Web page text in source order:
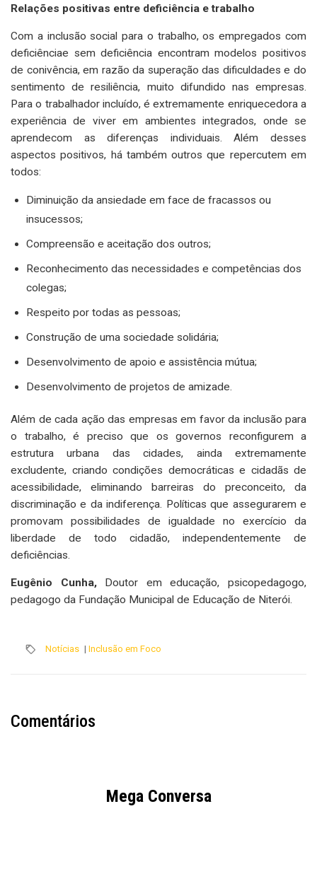
Relações positivas entre deficiência e trabalho
Com a inclusão social para o trabalho, os empregados com
deficiênciae sem deficiência encontram modelos positivos
de conivência, em razão da superação das dificuldades e do
sentimento de resiliência, muito difundido nas empresas.
Para o trabalhador incluído, é extremamente enriquecedora a
experiência de viver em ambientes integrados, onde se
aprendecom as diferenças individuais. Além desses
aspectos positivos, há também outros que repercutem em
todos:
Diminuição da ansiedade em face de fracassos ou
insucessos;
Compreensão e aceitação dos outros;
Reconhecimento das necessidades e competências dos
colegas;
Respeito por todas as pessoas;
Construção de uma sociedade solidária;
Desenvolvimento de apoio e assistência mútua;
Desenvolvimento de projetos de amizade.
Além de cada ação das empresas em favor da inclusão para
o trabalho, é preciso que os governos reconfigurem a
estrutura urbana das cidades, ainda extremamente
excludente, criando condições democráticas e cidadãs de
acessibilidade, eliminando barreiras do preconceito, da
discriminação e da indiferença. Políticas que assegurarem e
promovam possibilidades de igualdade no exercício da
liberdade de todo cidadão, independentemente de
deficiências.
Eugênio Cunha,Doutor em educação, psicopedagogo,
pedagogo da Fundação Municipal de Educação de Niterói.
Notícias | Inclusão em Foco
Comentários
Mega Conversa